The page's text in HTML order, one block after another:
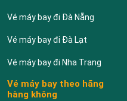
Vé máy bay đi Đà Nẵng
Vé máy bay đi Đà Lạt
Vé máy bay đi Nha Trang
Vé máy bay theo hãng
hàng không